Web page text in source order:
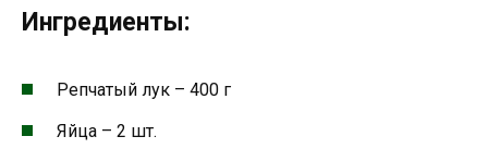
Ингредиенты:
Репчатый лук – 400 г
Яйца – 2 шт.